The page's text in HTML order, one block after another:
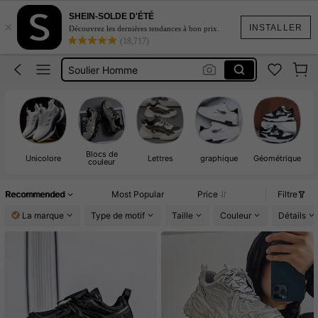
INSTALLER
×
SHEIN-SOLDE D'ÉTÉ
Découvrez les dernières tendances à bon prix.
(18,717)
Chaussures Pour Homme
Soulier Homme
Basket Homme
Shoes For Men
Chaussures Pour Homme
Unicolore Blocs de
couleur Lettres graphique Géométrique
Recommended Most Popular Price
Filtre
La marque
Type de motif Taille Couleur Détails